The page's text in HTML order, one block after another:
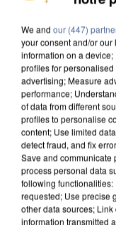
We and our (447)
your consent and/or
information on a
profiles for
advertising; Measure
performance;
of data from different
profiles to personalise
content; Use limited
detect fraud, and fix
Save and communicate
process personal data
following
requested; Use precise
other data sources;
information transmitted